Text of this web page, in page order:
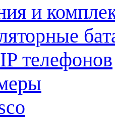
и
телефонов